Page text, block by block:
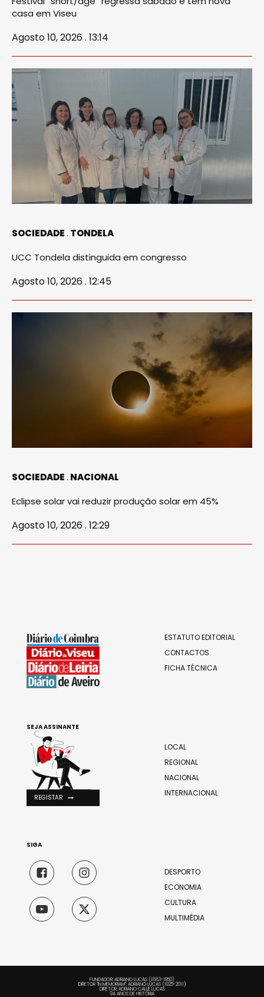
casa em Viseu
Agosto 10, 2026 . 13:14
SOCIEDADE TONDELA
UCC Tondela distinguida em congresso
Agosto 10, 2026 . 12:45
SOCIEDADE NACIONAL
Eclipse solar vai reduzir produção solar em 45%
Agosto 10, 2026 . 12:29
ESTATUTO EDITORIAL
CONTACTOS
FICHA TÉCNICA
LOCAL
REGIONAL
NACIONAL
INTERNACIONAL
DESPORTO
ECONOMIA
CULTURA
MULTIMÉDIA
SEJA ASSINANTE
REGISTAR
SIGA
FUNDADOR: ADRIANO LUCAS (1883-1950)
DIRETOR "IN MEMORIAM": ADRIANO LUCAS (1925-2011)
DIRETOR: ADRIANO CALLÉ LUCAS
94 ANOS DE HISTÓRIA